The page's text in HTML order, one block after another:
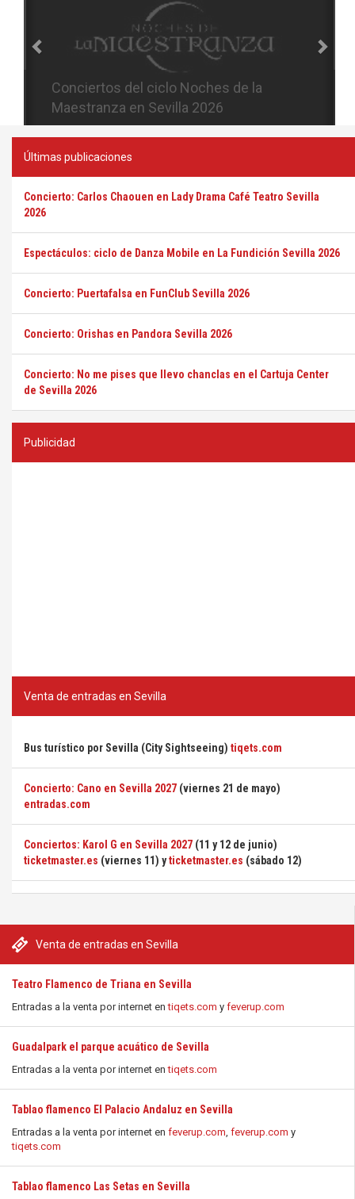
Venta de entradas en Sevilla
Teatro Flamenco de Triana en Sevilla
Entradas a la venta por internet entiqets.com y feverup.com
Guadalpark el parque acuático de Sevilla
Entradas a la venta por internet entiqets.com
Tablao flamenco El Palacio Andaluz en Sevilla
Entradas a la venta por internet en feverup.com, feverup.com y
tiqets.com
Tablao flamenco Las Setas en Sevilla
Conciertos del ciclo Candlelight en
Sevilla
Últimas publicaciones
Concierto: Carlos Chaouen en Lady Drama Café Teatro Sevilla
2026
Espectáculos: ciclo de Danza Mobile en La Fundición Sevilla 2026
Concierto: Puertafalsa en FunClub Sevilla 2026
Concierto: Orishas en Pandora Sevilla 2026
Concierto: No me pises que llevo chanclas en el Cartuja Center
de Sevilla 2026
Publicidad
Venta de entradas en Sevilla
Bus turístico por Sevilla (City Sightseeing) tiqets.com
Concierto: Cano en Sevilla 2027 (viernes 21 de mayo)
entradas.com
Conciertos: Karol G en Sevilla 2027 (11 y 12 de junio)
ticketmaster.es (viernes 11) yticketmaster.es (sábado 12)